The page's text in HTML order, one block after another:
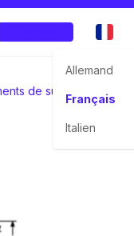
Allemand
Français
Italien
de sûreté